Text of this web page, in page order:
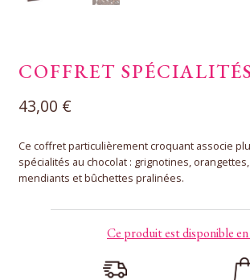
COFFRET
43,00 €
Ce coffret particulièrement croquant associe
spécialités au chocolat : grignotines,
mendiants et bûchettes pralinées.
Ce produit est disponible en